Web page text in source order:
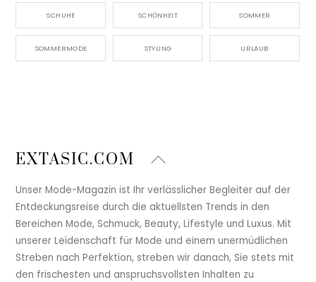
SCHUHE SCHÖNHEIT SOMMER
SOMMERMODE STYLING URLAUB
Back
Top
EXTASIC.COM
Unser Mode-Magazin ist Ihr verlässlicher Begleiter auf der
Entdeckungsreise durch die aktuellsten Trends in den
Bereichen Mode, Schmuck, Beauty, Lifestyle und Luxus. Mit
unserer Leidenschaft für Mode und einem unermüdlichen
Streben nach Perfektion, streben wir danach, Sie stets mit
den frischesten und anspruchsvollsten Inhalten zu